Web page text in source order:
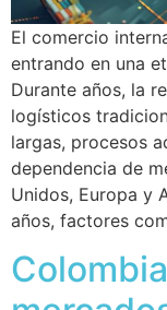
El comercio
entrando en una
Durante años, la
logísticos
largas, procesos
dependencia de
Unidos, Europa y
años, factores